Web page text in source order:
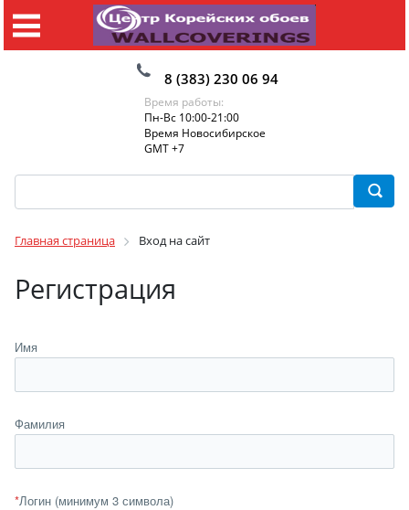
8 (383) 230 06 94
Время работы:
Пн-Вс 10:00-21:00
Время Новосибирское
GMT +7
Главная страница Вход на сайт
Регистрация
Имя
Фамилия
*Логин (минимум 3 символа)